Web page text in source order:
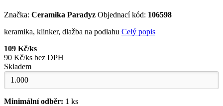
Značka: Ceramika Paradyz Objednací kód: 106598
keramika, klinker, dlažba na podlahu Celý popis
109 Kč/ks
90 Kč/ks bez DPH
Skladem
Minimální odběr: 1 ks